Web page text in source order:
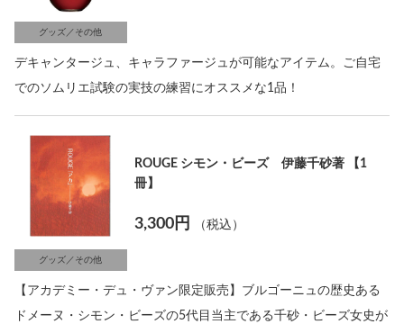
グッズ／その他
デキャンタージュ、キャラファージュが可能なアイテム。ご自宅
でのソムリエ試験の実技の練習にオススメな1品！
グッズ／その他
ROUGE シモン・ビーズ 伊藤千砂著 【1
冊】
3,300円 （税込）
【アカデミー・デュ・ヴァン限定販売】ブルゴーニュの歴史ある
ドメーヌ・シモン・ビーズの5代目当主である千砂・ビーズ女史が